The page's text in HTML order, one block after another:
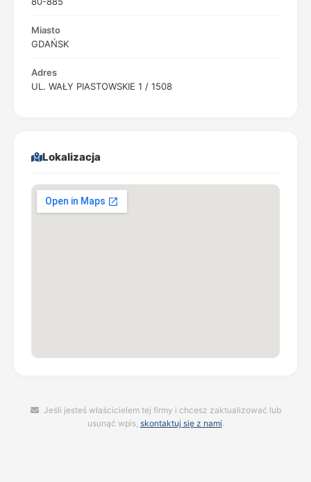
Miasto
GDAŃSK
Adres
UL. WAŁY PIASTOWSKIE 1 / 1508
Lokalizacja
Jeśli jesteś właścicielem tej firmy i chcesz zaktualizować lub
usunąć wpis, skontaktuj się z nami.